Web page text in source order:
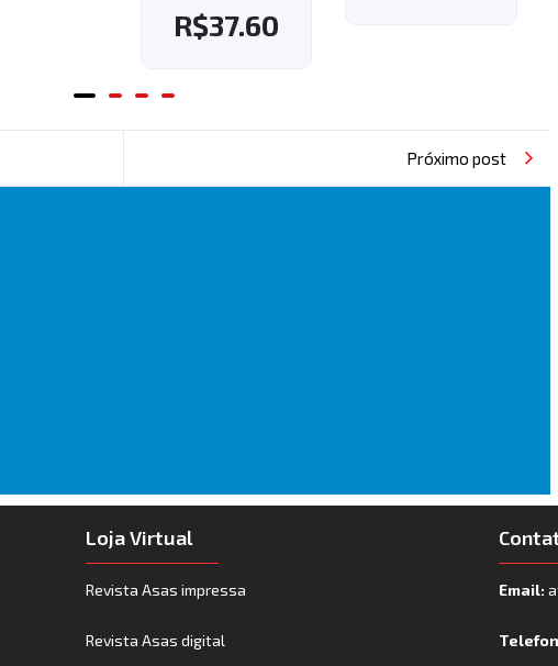
Próximo post
Loja Virtual
Revista Asas impressa
Revista Asas digital
Email: